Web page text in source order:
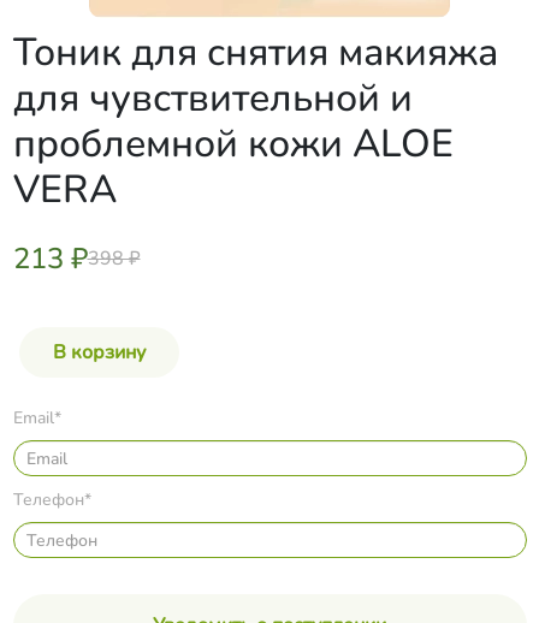
Тоник для снятия макияжа
для чувствительной и
проблемной кожи ALOE
VERA
213 ₽398 ₽
Email*
Телефон*